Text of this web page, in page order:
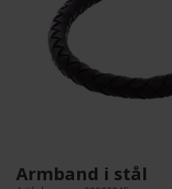
Armband i stål